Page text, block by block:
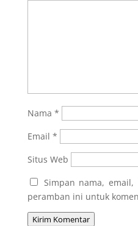
Nama *
Email *
Situs Web
Simpan nama,
peramban ini untuk
Kirim Komentar